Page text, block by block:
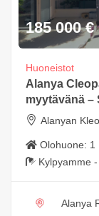
185 000 €
Huoneistot
Alanya
myytävänä –
Alanyan
Olohuone: 1
Kylpyamme
Alanya